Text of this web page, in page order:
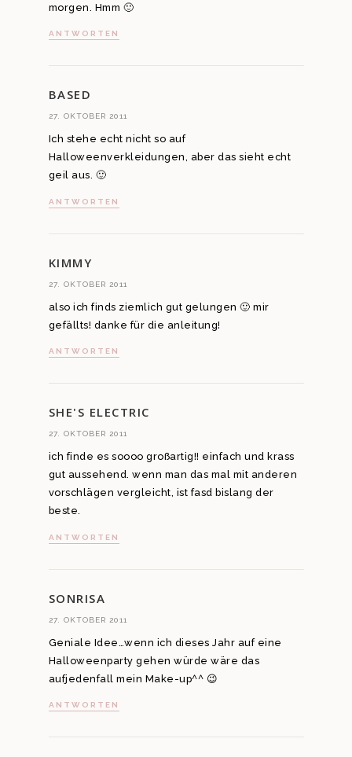
morgen. Hmm 🙂
ANTWORTEN
BASED
27. OKTOBER 2011
Ich stehe echt nicht so auf
Halloweenverkleidungen, aber das sieht echt
geil aus. 🙂
ANTWORTEN
KIMMY
27. OKTOBER 2011
also ich finds ziemlich gut gelungen 🙂 mir
gefällts! danke für die anleitung!
ANTWORTEN
SHE'S ELECTRIC
27. OKTOBER 2011
ich finde es soooo großartig!! einfach und krass
gut aussehend. wenn man das mal mit anderen
vorschlägen vergleicht, ist fasd bislang der
beste.
ANTWORTEN
SONRISA
27. OKTOBER 2011
Geniale Idee…wenn ich dieses Jahr auf eine
Halloweenparty gehen würde wäre das
aufjedenfall mein Make-up^^ 😉
ANTWORTEN